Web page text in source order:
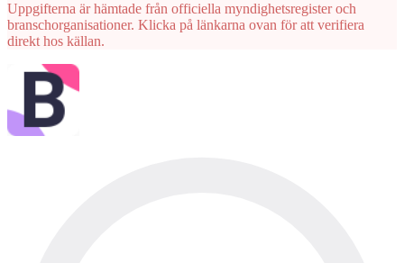
Uppgifterna är hämtade från officiella myndighetsregister och
branschorganisationer. Klicka på länkarna ovan för att verifiera
direkt hos källan.